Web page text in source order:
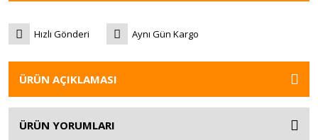
Hızlı Gönderi Aynı Gün Kargo
ÜRÜN AÇIKLAMASI
ÜRÜN YORUMLARI